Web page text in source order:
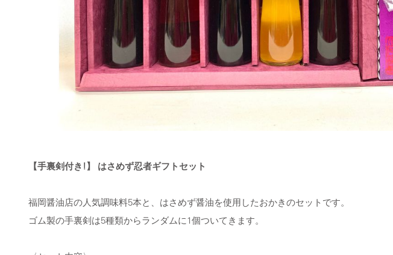
【手裏剣付き!】 はさめず忍者ギフトセット
福岡醤油店の人気調味料5本と、はさめず醤油を使用したおかきのセットです。
ゴム製の手裏剣は5種類からランダムに1個ついてきます。